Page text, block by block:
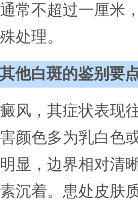
常不超过一厘米
处理。
他白斑的鉴别要
风，其症状表现
颜色多为乳白色
显，边界相对清
沉着。患处皮肤